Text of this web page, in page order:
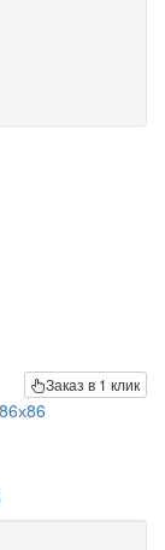
Заказ в 1 клик